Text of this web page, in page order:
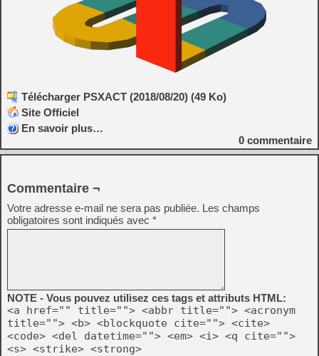
Télécharger PSXACT (2018/08/20) (49 Ko)
Site Officiel
En savoir plus…
0 commentaire
Commentaire ¬
Votre adresse e-mail ne sera pas publiée. Les champs
obligatoires sont indiqués avec *
NOTE - Vous pouvez utilisez ces tags et attributs HTML:
<a href="" title=""> <abbr title=""> <acronym
title=""> <b> <blockquote cite=""> <cite>
<code> <del datetime=""> <em> <i> <q cite="">
<s> <strike> <strong>